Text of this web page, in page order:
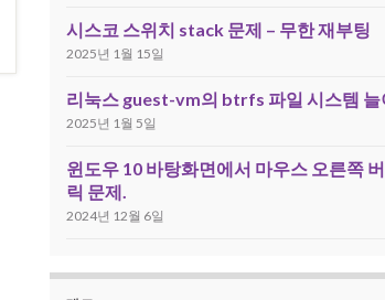
시스코 스위치 stack 문제 – 무한 재부팅
2025년 1월 15일
리눅스 guest-vm의 btrfs 파일 시스템 늘
2025년 1월 5일
윈도우 10 바탕화면에서 마우스 오른쪽
릭 문제.
2024년 12월 6일